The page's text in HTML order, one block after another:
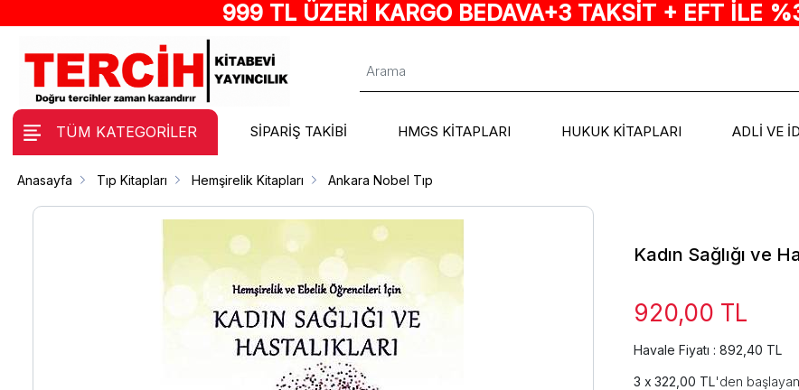
999 TL ÜZERİ KARGO BEDAVA+3 TAKSİT + EFT İLE
TÜM KATEGORİLER SİPARİŞ TAKİBİ HMGS KİTAPLARI HUKUK KİTAPLARI ADLİ VE
Anasayfa Tıp Kitapları Hemşirelik Kitapları Ankara Nobel Tıp
Kadın Sağlığı ve
920,00 TL
Havale Fiyatı : 892,40 TL
322,00 TL'den